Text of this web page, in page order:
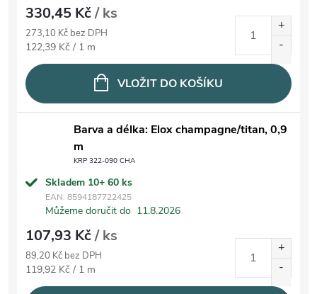
330,45 Kč/ ks
273,10 Kč bez DPH
Měrná cena:
122,39 Kč / 1 m
VLOŽIT DO KOŠÍKU
Barva a délka: Elox champagne/titan, 0,9
m
KRP 322-090 CHA
Skladem 10+ 60 ks
EAN: 8594187722425
Můžeme doručit do 11.8.2026
107,93 Kč/ ks
89,20 Kč bez DPH
Měrná cena:
119,92 Kč / 1 m